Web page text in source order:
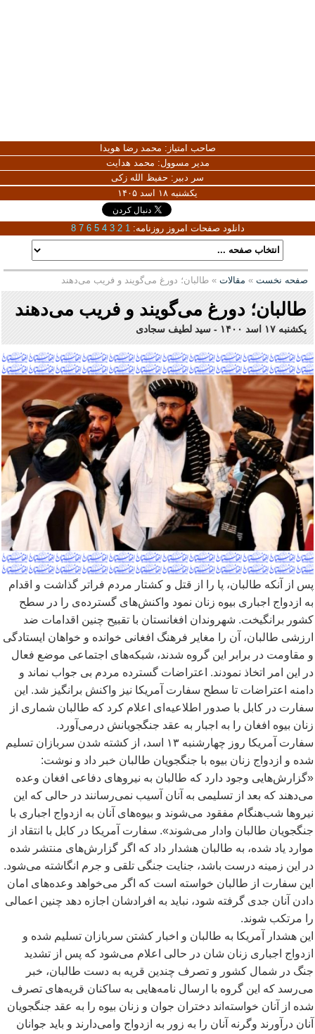
صاحب امتیاز: محمد رضا هویدا
مدیر مسوول: محمد هدایت
سر دبیر: حفیظ الله زکی
یکشنبه ۱۸ اسد ۱۴۰۵
دانلود صفحات امروز روزنامه: 1
2
3
4
5
6
7
8
صفحه نخست » مقالات » طالبان؛ دورغ می‌گویند و فریب می‌دهند
طالبان؛ دورغ می‌گویند و فریب می‌دهند
یکشنبه ۱۷ اسد ۱۴۰۰ - سید لطیف سجادی
پس از آنکه طالبان، پا را از قتل و کشتار مردم فراتر گذاشت و اقدام
به ازدواج اجباری بیوه زنان نمود واکنشهای گستردهی را در سطح
کشور برانگیخت. شهروندان افغانستان با تقبیح چنین اقدامات ضد
ارزشی طالبان، آن را مغایر فرهنگ افغانی خوانده و خواهان ایستادگی
و مقاومت در برابر این گروه شدند، شبکههای اجتماعی موضع فعال
در این امر اتخاذ نمودند. اعتراضات گسترده مردم بی جواب نماند و
دامنه اعتراضات تا سطح سفارت آمریکا نیز واکنش برانگیز شد. این
سفارت در کابل با صدور اطلاعیه ای اعلام کرد که طالبان شماری از
زنان بیوه افغان را به اجبار به عقد جنگجویانش درمی آورد.
سفارت آمریکا روز چهارشنبه ۱۳ اسد، از کشته شدن سربازان تسلیم
شده و ازدواج زنان بیوه با جنگجویان طالبان خبر داد و نوشت:
«گزارشهایی وجود دارد که طالبان به نیروهای دفاعی افغان وعده
میدهند که بعد از تسلیمی به آنان آسیب نمیرسانند در حالی که این
نیروها شبهنگام مفقود میشوند و بیوههای آنان به ازدواج اجباری با
جنگجویان طالبان وادار میشوند». سفارت آمریکا در کابل با انتقاد از
موارد یاد شده، به طالبان هشدار داد که اگر گزارشهای منتشر شده
در این زمینه درست باشد، جنایت جنگی تلقی و جرم انگاشته میشود.
این سفارت از طالبان خواسته است که اگر میخواهد وعدههای امان
دادن آنان جدی گرفته شود، نباید به افرادشان اجازه دهد چنین اعمالی
را مرتکب شوند.
این هشدار آمریکا به طالبان و اخبار کشتن سربازان تسلیم شده و
ازدواج اجباری زنان شان در حالی اعلام میشود که پس از تشدید
جنگ در شمال کشور و تصرف چندین قریه به دست طالبان، خبر
میرسد که این گروه با ارسال نامههایی به ساکنان قریههای تصرف
شده از آنان خواسته اند دختران جوان و زنان بیوه را به عقد جنگجویان
آنان درآورند وگرنه آنان را به زور به ازدواج وامیدارند و باید جوانان